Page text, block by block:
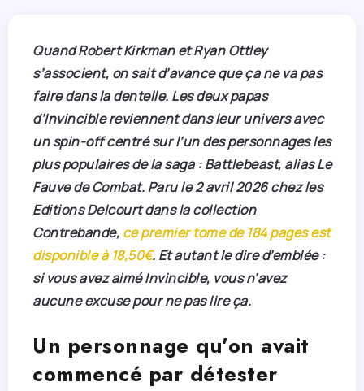
Quand Robert Kirkman et Ryan Ottley
s’associent, on sait d’avance que ça ne va pas
faire dans la dentelle. Les deux papas
d’Invincible reviennent dans leur univers avec
un spin-off centré sur l’un des personnages les
plus populaires de la saga : Battlebeast, alias Le
Fauve de Combat. Paru le 2 avril 2026 chez les
Editions Delcourt dans la collection
Contrebande, ce premier tome de 184 pages est
disponible à 18,50€. Et autant le dire d’emblée :
si vous avez aimé Invincible, vous n’avez
aucune excuse pour ne pas lire ça.
Un personnage qu’on avait
commencé par détester